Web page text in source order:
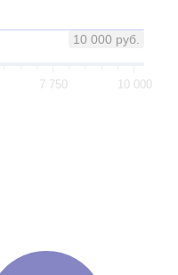
10 000 руб.
7 750 10 000